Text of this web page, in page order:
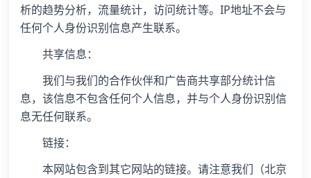
析的趋势分析，流量统计，访问统计等。IP地址不会与
任何个人身份识别信息产生联系。
共享信息：
我们与我们的合作伙伴和广告商共享部分统计信
息，该信息不包含任何个人信息，并与个人身份识别信
息无任何联系。
链接：
本网站包含到其它网站的链接。请注意我们（北京